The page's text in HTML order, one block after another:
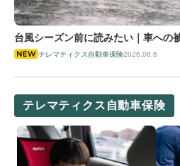
台風シーズン前に読みたい｜車への
テレマティクス自動車保険2026.08.6
テレマティクス自動車保険